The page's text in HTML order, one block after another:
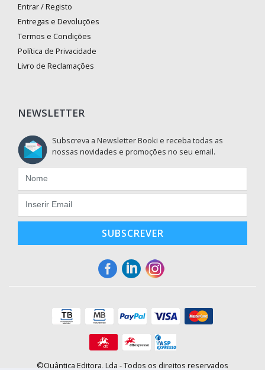
Entrar / Registo
Entregas e Devoluções
Termos e Condições
Política de Privacidade
Livro de Reclamações
NEWSLETTER
Subscreva a Newsletter Booki e receba todas as
nossas novidades e promoções no seu email.
SUBSCREVER
©Quântica Editora, Lda - Todos os direitos reservados